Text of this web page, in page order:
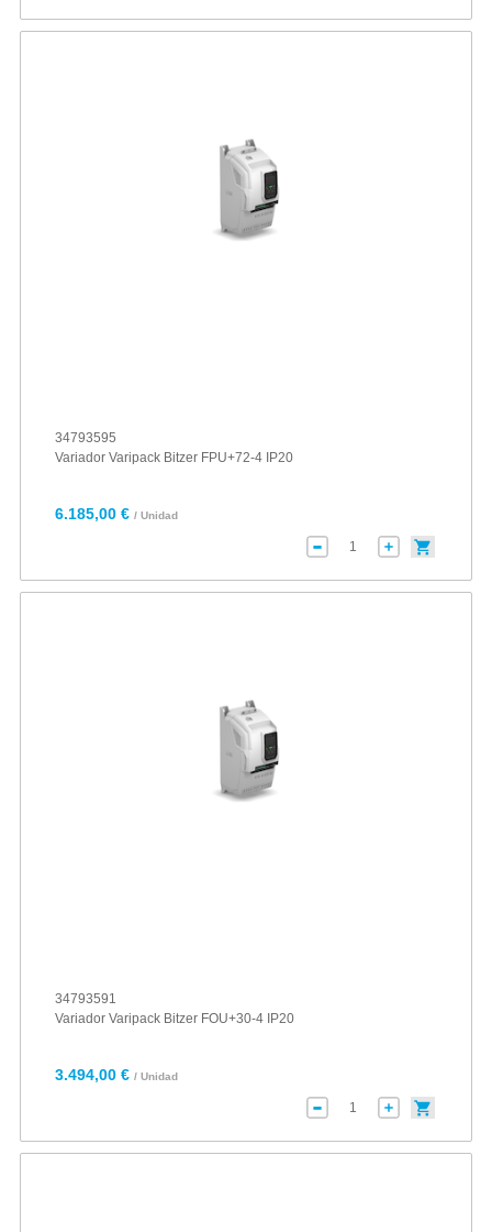
34793595
Variador Varipack Bitzer FPU+72-4 IP20
6.185,00 € / Unidad
34793591
Variador Varipack Bitzer FOU+30-4 IP20
3.494,00 € / Unidad